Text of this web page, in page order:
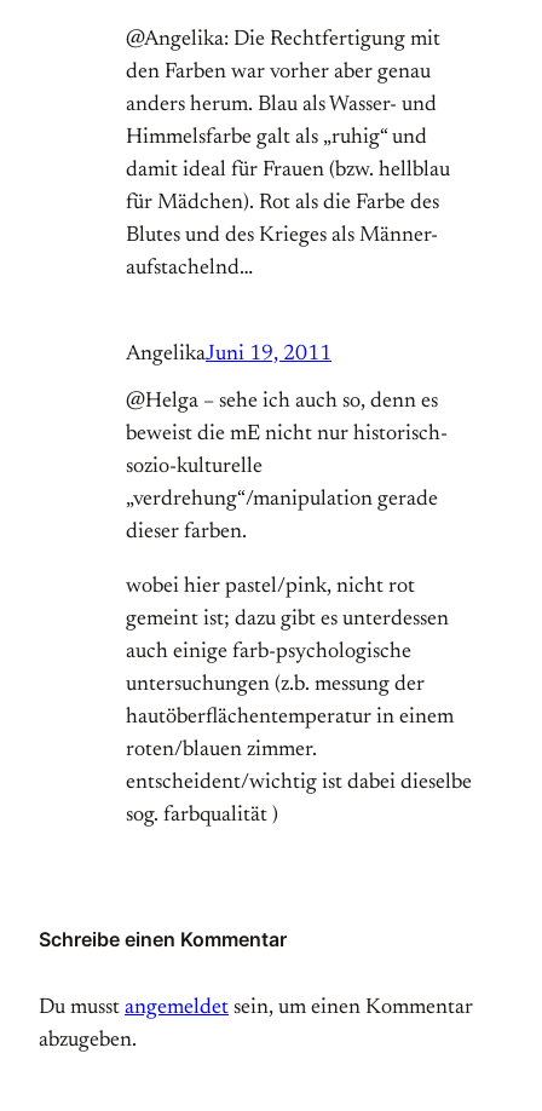
@Angelika: Die Rechtfertigung mit
den Farben war vorher aber genau
anders herum. Blau als Wasser- und
Himmelsfarbe galt als „ruhig“ und
damit ideal für Frauen (bzw. hellblau
für Mädchen). Rot als die Farbe des
Blutes und des Krieges als Männer-
aufstachelnd…
AngelikaJuni 19, 2011
@Helga – sehe ich auch so, denn es
beweist die mE nicht nur historisch-
sozio-kulturelle
„verdrehung“/manipulation gerade
dieser farben.
wobei hier pastel/pink, nicht rot
gemeint ist; dazu gibt es unterdessen
auch einige farb-psychologische
untersuchungen (z.b. messung der
hautöberflächentemperatur in einem
roten/blauen zimmer.
entscheident/wichtig ist dabei dieselbe
sog. farbqualität )
Schreibe einen Kommentar
Du musst angemeldet sein, um einen Kommentar
abzugeben.